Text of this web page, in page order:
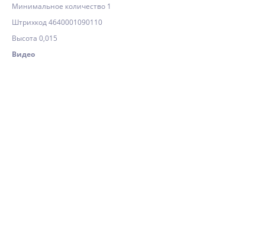
Минимальное количество 1
Штрихкод 4640001090110
Высота 0,015
Видео